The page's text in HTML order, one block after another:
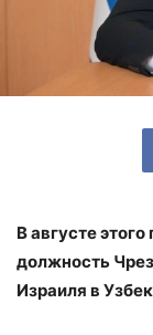
В августе
должность
Израиля в